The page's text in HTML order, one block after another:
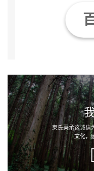
束氏秉承这诚信
文化，